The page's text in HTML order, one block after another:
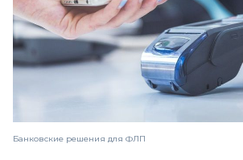
Банковские решения для ФЛП